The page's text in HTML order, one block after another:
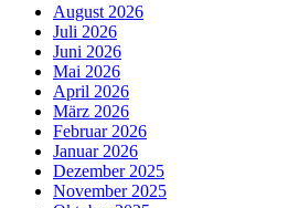
August 2026
Juli 2026
Juni 2026
Mai 2026
April 2026
März 2026
Februar 2026
Januar 2026
Dezember 2025
November 2025